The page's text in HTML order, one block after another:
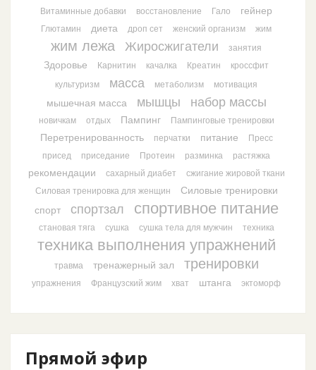
Витаминные добавки
восстановление Гало гейнер
Глютамин диета дроп сет женский организм жим
жим лежа Жиросжигатели занятия
Здоровье Карнитин качалка Креатин
кроссфит
культуризм
масса метаболизм мотивация
мышечная масса мышцы набор массы
новичкам отдых Пампинг Пампинговые тренировки
Перетренированность перчатки питание
Пресс
присед
приседание Протеин разминка растяжка
рекомендации сахарный диабет
сжигание жировой ткани
Силовая тренировка для женщин
Силовые тренировки
спорт
спортзал спортивное питание
становая тяга сушка сушка тела для мужчин техника
техника выполнения упражнений
травма тренажерный зал тренировки
упражнения Французский жим хват штанга эктоморф
Прямой эфир